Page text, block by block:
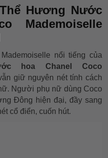
Hương Nước
Mademoiselle
nổi tiếng của
hoa Chanel Coco
giữ nguyên nét tính cách
Người phụ nữ dùng Coco
Đông hiện đại, đầy sang
cổ điển, cuốn hút.